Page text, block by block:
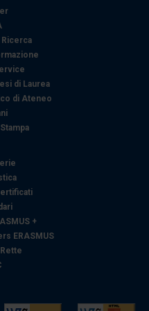
inoltre
il nostro sito con i
analisi dei dati web,
potrebbero combinarle
loro o che hanno
servizi.
Ricerca
di Laurea
di Ateneo
+
ERASMUS